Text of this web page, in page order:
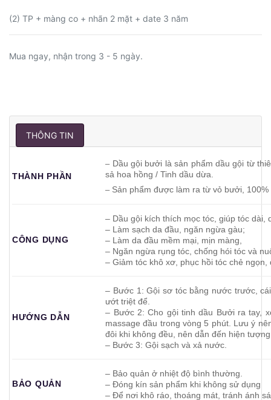
(2) TP + màng co + nhãn 2 mặt + date 3 năm
Mua ngay, nhận trong 3 - 5 ngày.
THÔNG TIN
THÀNH PHẦN
– Dầu gội bưởi là sản phẩm dầu gội từ
sả hoa hồng / Tinh dầu dừa.
– Sản phẩm được làm ra từ vỏ bưởi,
CÔNG DỤNG
– Dầu gội kích thích mọc tóc, giúp tóc dài,
– Làm sạch da đầu, ngăn ngừa gàu;
– Làm da đầu mềm mại, mịn màng,
– Ngăn ngừa rụng tóc, chống hói tóc và
– Giảm tóc khô xơ, phục hồi tóc chẻ
HƯỚNG DẪN
– Bước 1: Gội sơ tóc bằng nước trước,
ướt triệt để.
– Bước 2: Cho gội tinh dầu Bưởi ra tay,
massage đầu trong vòng 5 phút. Lưu ý
đôi khi không đều, nên dẫn đến hiện
– Bước 3: Gội sạch và xả nước.
BẢO QUẢN
– Bảo quản ở nhiệt độ bình thường.
– Đóng kín sản phẩm khi không sử dụng
– Để nơi khô ráo, thoáng mát, tránh ánh